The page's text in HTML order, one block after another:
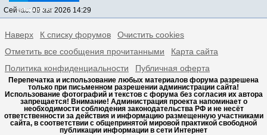
sptovarov.ru
Сейчас: 09 авг 2026 14:29
Наверх К списку форумов
Очистить cookies
Отметить все сообщения прочитанными
Карта сайта
Политика конфиденциальности
Публичная оферта